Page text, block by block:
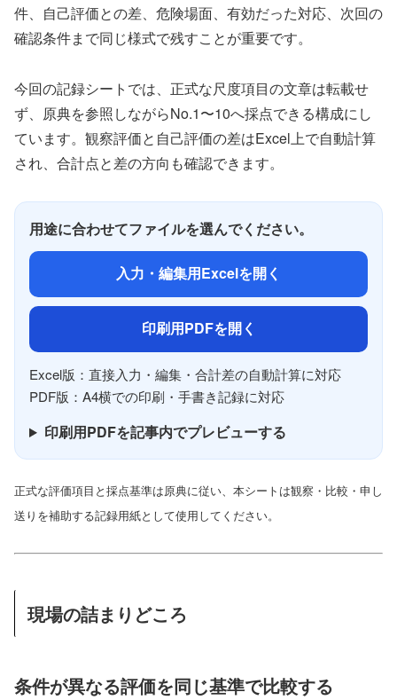
件、自己評価との差、危険場面、有効だった対応、次回の
確認条件まで同じ様式で残すことが重要です。
今回の記録シートでは、正式な尺度項目の文章は転載せ
ず、原典を参照しながらNo.1〜10へ採点できる構成にし
ています。観察評価と自己評価の差はExcel上で自動計算
され、合計点と差の方向も確認できます。
用途に合わせてファイルを選んでください。
入力・編集用Excelを開く
印刷用PDFを開く
Excel版：直接入力・編集・合計差の自動計算に対応
PDF版：A4横での印刷・手書き記録に対応
印刷用PDFを記事内でプレビューする
正式な評価項目と採点基準は原典に従い、本シートは観察・比較・申し
送りを補助する記録用紙として使用してください。
現場の詰まりどころ
条件が異なる評価を同じ基準で比較する